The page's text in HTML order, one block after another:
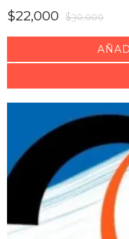
$22,000 $30,000